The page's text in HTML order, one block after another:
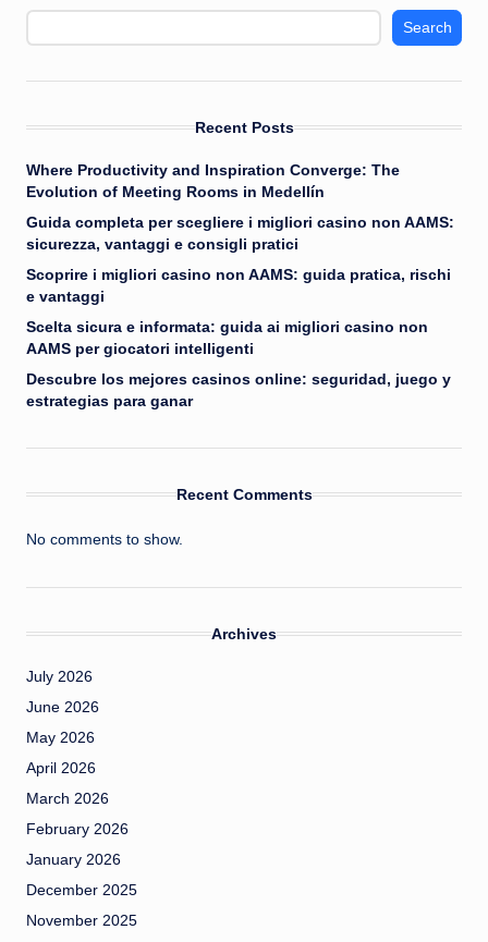
Search
Recent Posts
Where Productivity and Inspiration Converge: The
Evolution of Meeting Rooms in Medellín
Guida completa per scegliere i migliori casino non AAMS:
sicurezza, vantaggi e consigli pratici
Scoprire i migliori casino non AAMS: guida pratica, rischi
e vantaggi
Scelta sicura e informata: guida ai migliori casino non
AAMS per giocatori intelligenti
Descubre los mejores casinos online: seguridad, juego y
estrategias para ganar
Recent Comments
No comments to show.
Archives
July 2026
June 2026
May 2026
April 2026
March 2026
February 2026
January 2026
December 2025
November 2025